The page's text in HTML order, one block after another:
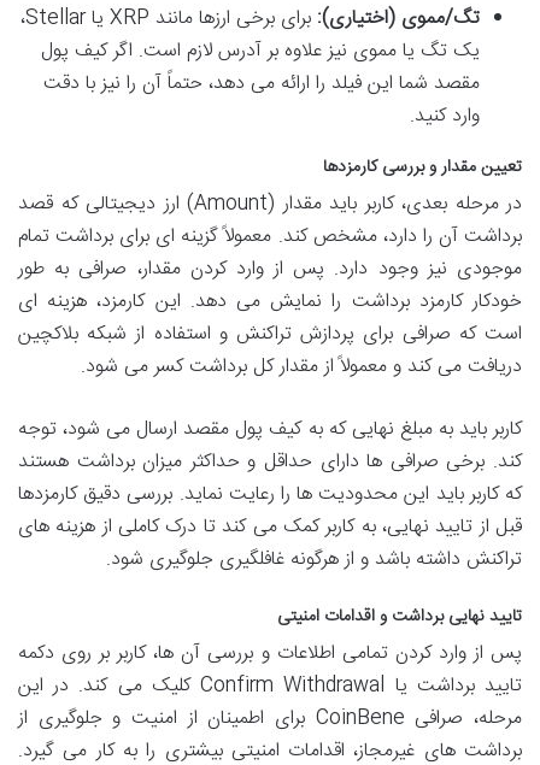
تگ/مموی (اختیاری):
برای برخی ارزها مانند XRP یا Stellar،
یک تگ یا مموی نیز علاوه بر آدرس لازم است. اگر کیف پول
مقصد شما این فیلد را ارائه می دهد، حتماً آن را نیز با دقت
وارد کنید.
تعیین مقدار و بررسی کارمزدها
در مرحله بعدی، کاربر باید مقدار (Amount) ارز دیجیتالی که قصد
برداشت آن را دارد، مشخص کند. معمولاً گزینه ای برای برداشت تمام
موجودی نیز وجود دارد. پس از وارد کردن مقدار، صرافی به طور
خودکار کارمزد برداشت را نمایش می دهد. این کارمزد، هزینه ای
است که صرافی برای پردازش تراکنش و استفاده از شبکه بلاکچین
دریافت می کند و معمولاً از مقدار کل برداشت کسر می شود.
کاربر باید به مبلغ نهایی که به کیف پول مقصد ارسال می شود، توجه
کند. برخی صرافی ها دارای حداقل و حداکثر میزان برداشت هستند
که کاربر باید این محدودیت ها را رعایت نماید. بررسی دقیق کارمزدها
قبل از تایید نهایی، به کاربر کمک می کند تا درک کاملی از هزینه های
تراکنش داشته باشد و از هرگونه غافلگیری جلوگیری شود.
تایید نهایی برداشت و اقدامات امنیتی
پس از وارد کردن تمامی اطلاعات و بررسی آن ها، کاربر بر روی دکمه
تایید برداشت یا Confirm Withdrawal کلیک می کند. در این
مرحله، صرافی CoinBene برای اطمینان از امنیت و جلوگیری از
برداشت های غیرمجاز، اقدامات امنیتی بیشتری را به کار می گیرد.